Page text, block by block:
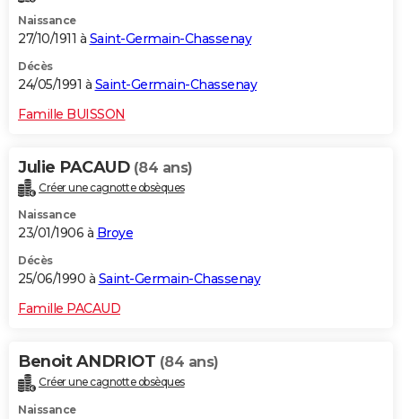
Naissance
27/10/1911 à Saint-Germain-Chassenay
Décès
24/05/1991 à Saint-Germain-Chassenay
Famille BUISSON
Julie PACAUD (84 ans)
Créer une cagnotte obsèques
Naissance
23/01/1906 à Broye
Décès
25/06/1990 à Saint-Germain-Chassenay
Famille PACAUD
Benoit ANDRIOT (84 ans)
Créer une cagnotte obsèques
Naissance